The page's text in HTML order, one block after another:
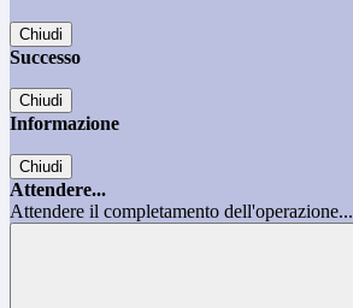
Chiudi
Successo
Chiudi
Informazione
Chiudi
Attendere...
Attendere il completamento dell'operazione...